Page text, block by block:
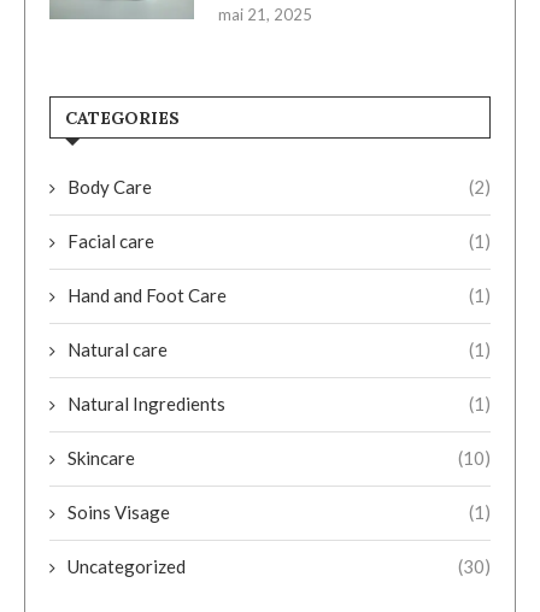
mai 21, 2025
CATEGORIES
Body Care (2)
Facial care (1)
Hand and Foot Care (1)
Natural care (1)
Natural Ingredients (1)
Skincare (10)
Soins Visage (1)
Uncategorized (30)